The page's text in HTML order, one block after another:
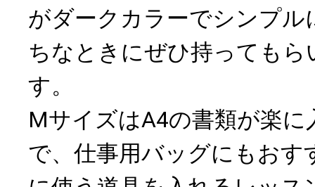
がダークカラーでシンプ
ちなときにぜひ持っても
す。
MサイズはA4の書類が楽
で、仕事用バッグにもおす